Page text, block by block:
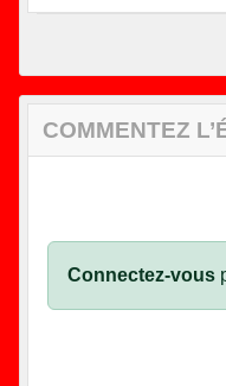
COMMENTEZ
Connectez-vous